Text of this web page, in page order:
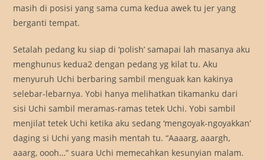
masih di posisi yang sama cuma kedua awek tu jer yang
berganti tempat.
Setalah pedang ku siap di ‘polish’ samapai lah masanya aku
menghunus kedua2 dengan pedang yg kilat tu. Aku
menyuruh Uchi berbaring sambil menguak kan kakinya
selebar-lebarnya. Yobi hanya melihatkan tikamanku dari
sisi Uchi sambil meramas-ramas tetek Uchi. Yobi sambil
menjilat tetek Uchi ketika aku sedang ‘mengoyak-ngoyakkan’
daging si Uchi yang masih mentah tu. “Aaaarg, aaargh,
aaarg, oooh…” suara Uchi memecahkan kesunyian malam.